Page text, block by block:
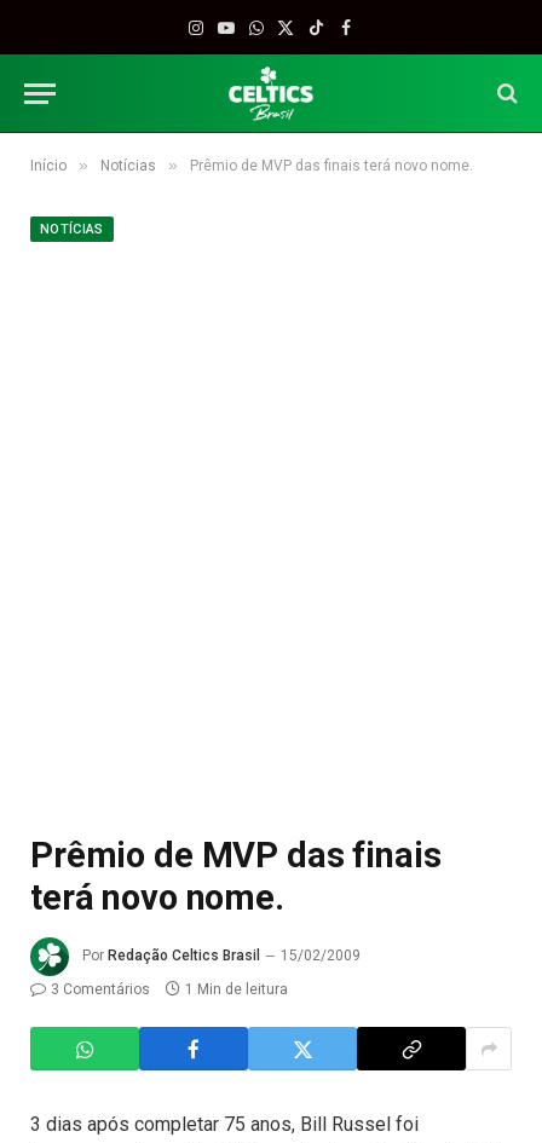
Instagram
YouTube
WhatsApp
X
TikTokFacebook
Início » Notícias » Prêmio de MVP das finais terá novo nome.
NOTÍCIAS
Prêmio de MVP das finais
terá novo nome.
Por Redação Celtics Brasil
15/02/2009
3 Comentários
1 Min de leitura
3 dias após completar 75 anos, Bill Russel foi